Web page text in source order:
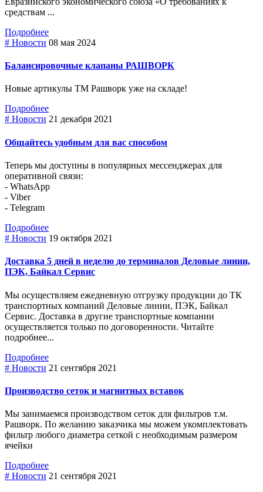
средствам ...
Подробнее
# Новости 08 мая 2024
Балансировочные клапаны РАШВОРК
Новые артикулы ТМ Рашворк уже на складе!
Подробнее
# Новости 21 декабря 2021
Общайтесь удобным для вас способом
Теперь мы доступны в популярных мессенджерах для
оперативной связи:
- WhatsApp
- Viber
- Telegram
Подробнее
# Новости 19 октября 2021
Доставка 5 дней в неделю до терминалов Деловые линии,
ПЭК, Байкал Сервис
Мы осуществляем ежедневную отгрузку продукции до ТК
транспортных компаний Деловые линии, ПЭК, Байкал
Сервис. Доставка в другие транспортные компании
осуществляется только по договоренности. Читайте
подробнее...
Подробнее
# Новости 21 сентября 2021
Производство сеток и магнитных вставок
Мы занимаемся производством сеток для фильтров т.м.
Рашворк. По желанию заказчика мы можем укомплектовать
фильтр любого диаметра сеткой с необходимым размером
ячейки
Подробнее
# Новости 21 сентября 2021